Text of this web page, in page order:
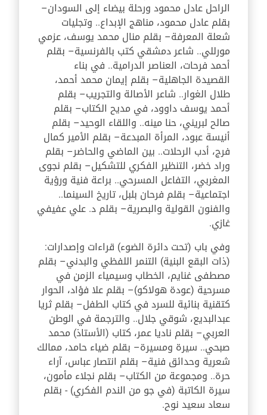
الراحل عادل محمود ورحلة بيضاء إلى السودان–
بقلم عادل محمود، مناهج الإبداع.. وتجليات
شعلة المعرفة– بقلم منال محمد يوسف، عزمي
مورللي.. شاعر دمشقي كتب بالفرنسية– بقلم
أحمد فرحات، العناصر الدرامية.. في بناء
القصيدة الجاهلية– بقلم إيمان محمد أحمد،
طلال الغوار.. شاعر الأصالة والتجريب– بقلم
أحمد يوسف داوود، في مديح الكتاب– بقلم
صالح لبريني، حنا مينه.. واللقاء الوحيد– بقلم
أنيسة عبود، المرأة المبدعة– بقلم الأمير كمال
فرج، أدب الرحلات.. بين الماضي والحاضر– بقلم
وراد خضر، التنظير الفكري للتشكيل– بقلم نجوى
المغربي، التفاعل المسرحي.. براعة فنية ورؤية
اجتماعية– بقلم فرحان بلبل، تاريخ السينما..
والفنون القولية والبصرية– بقلم د. علي عفيفي
غازي.
وفي باب (تحت دائرة الضوء) قراءات وإصدارات:
(ذات البقع البنية) التنمر اللفظي والبدني– بقلم
مصطفى غنايم، الخطاب وسيمياء الزمن في
مسرحية (عودة هولاكو)– بقلم علا فؤاد، الحوار
كتقنية بنائية للسرد في كتاب الطفل– بقلم ثريا
عبدالبديع، شوقي جلال.. والترجمة في الوطن
العربي– بقلم ناديا عمر، كتاب (الأستاذ) محمد
صبحي.. سيرة ومسيرة– بقلم ضياء حامد، ممالك
شعرية وحدائق فنية– بقلم انتصار عباس، آراء
حرة.. ومجموعة من الكتاب– بقلم نجلاء مأمون،
سيرة الكاتبة (في جو من الندم الفكري) - بقلم
سعاد سعيد نوح.